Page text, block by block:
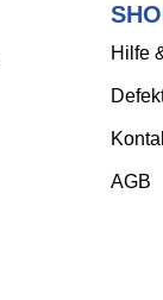
Hilfe
AGB